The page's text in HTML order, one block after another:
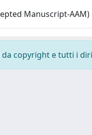
Manuscript-AAM)
copyright e tutti i